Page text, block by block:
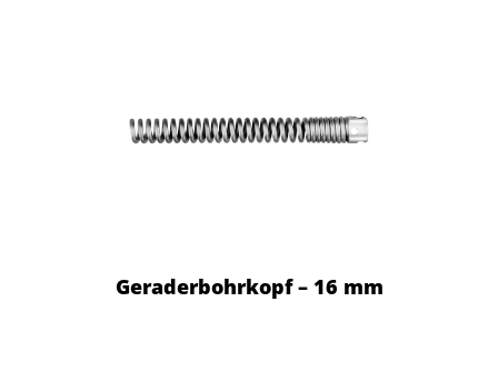
Geraderbohrkopf – 16 mm